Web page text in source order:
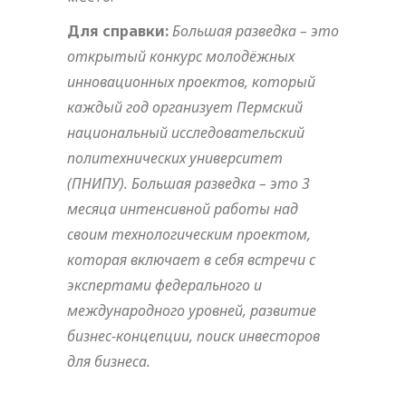
Для справки:Большая разведка – это
открытый конкурс молодёжных
инновационных проектов, который
каждый год организует Пермский
национальный исследовательский
политехнических университет
(ПНИПУ). Большая разведка – это 3
месяца интенсивной работы над
своим технологическим проектом,
которая включает в себя встречи с
экспертами федерального и
международного уровней, развитие
бизнес-концепции, поиск инвесторов
для бизнеса.